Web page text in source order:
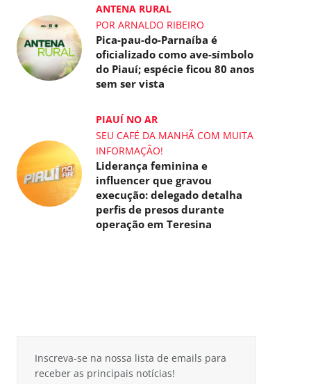
ANTENA RURAL
POR ARNALDO RIBEIRO
Pica-pau-do-Parnaíba é
oficializado como ave-símbolo
do Piauí; espécie ficou 80 anos
sem ser vista
PIAUÍ NO AR
SEU CAFÉ DA MANHÃ COM MUITA
INFORMAÇÃO!
Liderança feminina e
influencer que gravou
execução: delegado detalha
perfis de presos durante
operação em Teresina
Inscreva-se na nossa lista de emails para
receber as principais notícias!